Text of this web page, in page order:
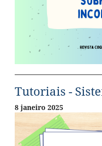
Tutoriais -
8 janeiro 2025